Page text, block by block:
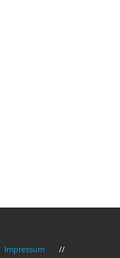
Impressum //